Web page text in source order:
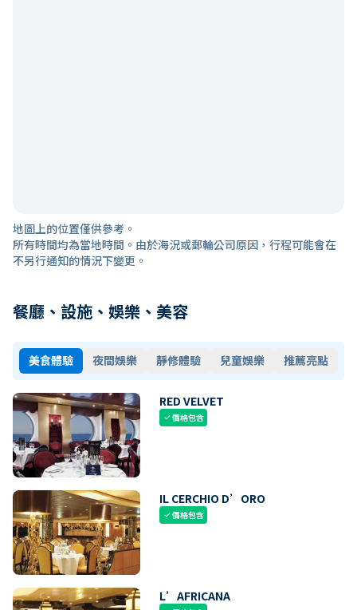
地圖上的位置僅供參考。
所有時間均為當地時間。由於海況或郵輪公司原因，行程可能會在
不另行通知的情況下變更。
餐廳、設施、娛樂、美容
美食體驗 夜間娛樂 靜修體驗 兒童娛樂 推薦亮點
RED VELVET
check價格包含
IL CERCHIO D’ORO
check價格包含
L’AFRICANA